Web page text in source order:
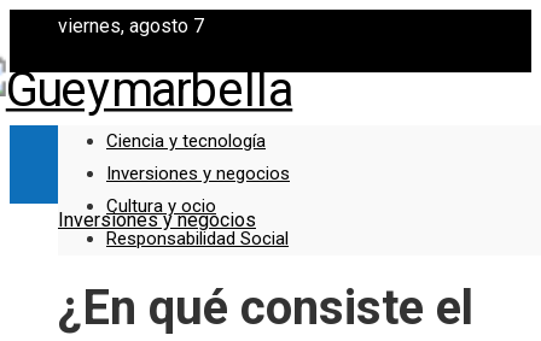
viernes, agosto 7
Ciencia y tecnología
Inversiones y negocios
Cultura y ocio
Responsabilidad Social
Inversiones y negocios
¿En qué consiste el